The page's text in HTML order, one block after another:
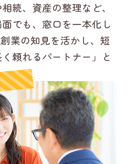
続、資産の整理など、
でも、窓口を一本化し
業の知見を活かし、短
頼れるパートナー」と